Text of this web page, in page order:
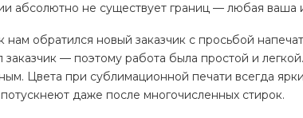
абсолютно не существует границ — любая ваша
нам обратился новый заказчик с просьбой
заказчик — поэтому работа была простой и
Цвета при сублимационной печати всегда
даже после многочисленных стирок.